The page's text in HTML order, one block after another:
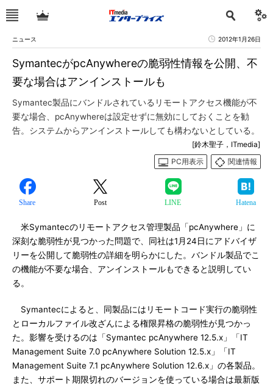
ニュース 2012年1月26日
SymantecがpcAnywhereの脆弱性情報を公開、不
要な場合はアンインストールも
Symantec製品にバンドルされているリモートアクセス機能が不
要な場合、pcAnywhereは設定せずに無効にしておくことを勧
告。システムからアンインストールしても構わないとしている。
[鈴木聖子，ITmedia]
PC用表示
関連情報
Share Post LINE Hatena
米Symantecのリモートアクセス管理製品「pcAnywhere」に
深刻な脆弱性が見つかった問題で、同社は1月24日にアドバイザ
リーを公開して脆弱性の詳細を明らかにした。バンドル製品でこ
の機能が不要な場合、アンインストールもできると説明してい
る。
Symantecによると、同製品にはリモートコード実行の脆弱性
とローカルファイル改ざんによる権限昇格の脆弱性が見つかっ
た。影響を受けるのは「Symantec pcAnywhere 12.5.x」「IT
Management Suite 7.0 pcAnywhere Solution 12.5.x」「IT
Management Suite 7.1 pcAnywhere Solution 12.6.x」の各製品。
また、サポート期限切れのバージョンを使っている場合は最新版